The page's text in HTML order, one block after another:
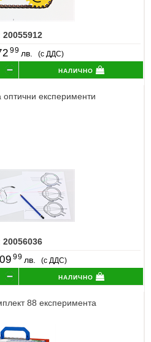
20055912
99 лв. (с ДДС)
налично
оптични експерименти
20056036
99 лв. (с ДДС)
налично
88 експеримента